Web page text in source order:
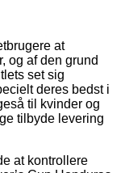
at
og af den grund
set sig
deres bedst i
til kvinder og
tilbyde levering
at kontrollere